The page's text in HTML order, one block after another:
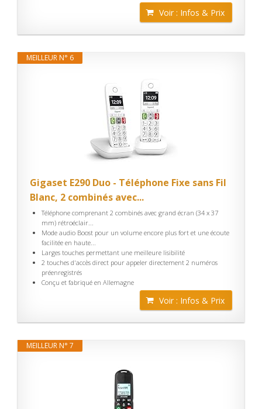
Voir : Infos & Prix
MEILLEUR N° 6
Gigaset E290 Duo - Téléphone Fixe sans Fil
Blanc, 2 combinés avec...
Téléphone comprenant 2 combinés avec grand écran (34 x 37
mm) rétroéclair...
Mode audio Boost pour un volume encore plus fort et une écoute
facilitée en haute...
Larges touches permettant une meilleure lisibilité
2 touches d'accès direct pour appeler directement 2 numéros
préenregistrés
Conçu et fabriqué en Allemagne
Voir : Infos & Prix
MEILLEUR N° 7